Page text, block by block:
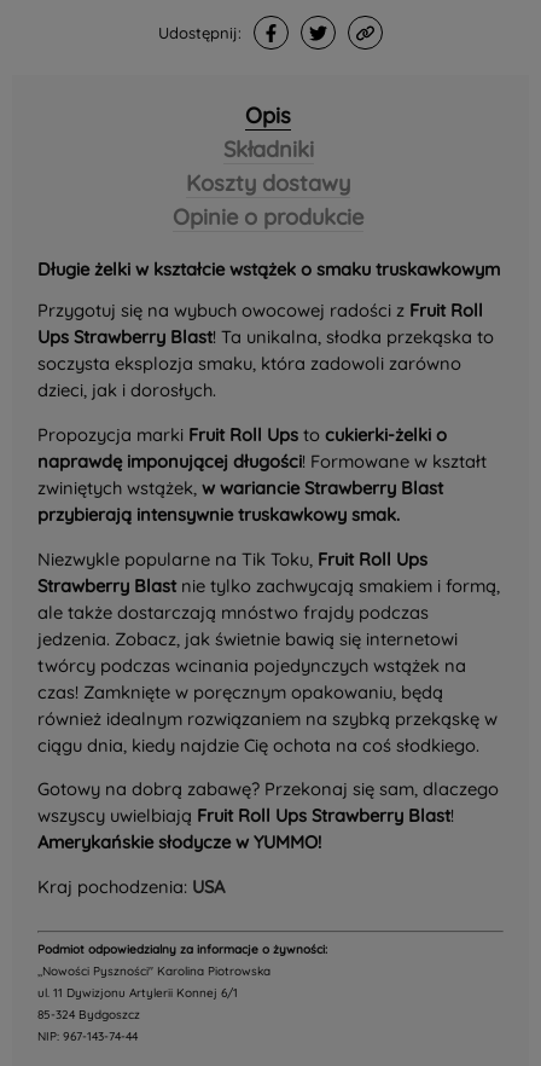
Udostępnij:
Opis
Składniki
Koszty dostawy
Opinie o produkcie
Długie żelki w kształcie wstążek o smaku truskawkowym
Przygotuj się na wybuch owocowej radości z Fruit Roll
Ups Strawberry Blast! Ta unikalna, słodka przekąska to
soczysta eksplozja smaku, która zadowoli zarówno
dzieci, jak i dorosłych.
Propozycja marki Fruit Roll Ups tocukierki-żelki o
naprawdę imponującej długości! Formowane w kształt
zwiniętych wstążek,w wariancie Strawberry Blast
przybierają intensywnie truskawkowy smak.
Niezwykle popularne na Tik Toku, Fruit Roll Ups
Strawberry Blastnie tylko zachwycają smakiem i formą,
ale także dostarczają mnóstwo frajdy podczas
jedzenia. Zobacz, jak świetnie bawią się internetowi
twórcy podczas wcinania pojedynczych wstążek na
czas! Zamknięte w poręcznym opakowaniu, będą
również idealnym rozwiązaniem na szybką przekąskę w
ciągu dnia, kiedy najdzie Cię ochota na coś słodkiego.
Gotowy na dobrą zabawę? Przekonaj się sam, dlaczego
wszyscy uwielbiają Fruit Roll Ups Strawberry Blast!
Amerykańskie słodycze w YUMMO!
Kraj pochodzenia: USA
Podmiot odpowiedzialny za informacje o żywności:
,,Nowości Pyszności" Karolina Piotrowska
ul. 11 Dywizjonu Artylerii Konnej 6/1
85-324 Bydgoszcz
NIP: 967-143-74-44